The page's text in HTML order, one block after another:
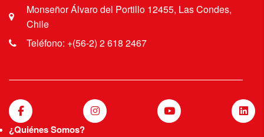
Monseñor Álvaro del Portillo 12455, Las Condes,
Chile
Teléfono: +(56-2) 2 618 2467
¿Quiénes Somos?